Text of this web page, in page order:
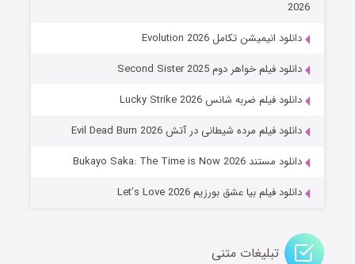
جادوگری در مغولستان
2026
دانلود انیمیشن تکامل Evolution 2026
دانلود فیلم خواهر دوم Second Sister 2025
دانلود فیلم ضربه شانس Lucky Strike 2026
دانلود فیلم مرده شیطانی در آتش Evil Dead Burn 2026
دانلود مستند Bukayo Saka: The Time is Now 2026
دانلود فیلم بیا عشق بورزیم Let’s Love 2026
تبلیغات متنی